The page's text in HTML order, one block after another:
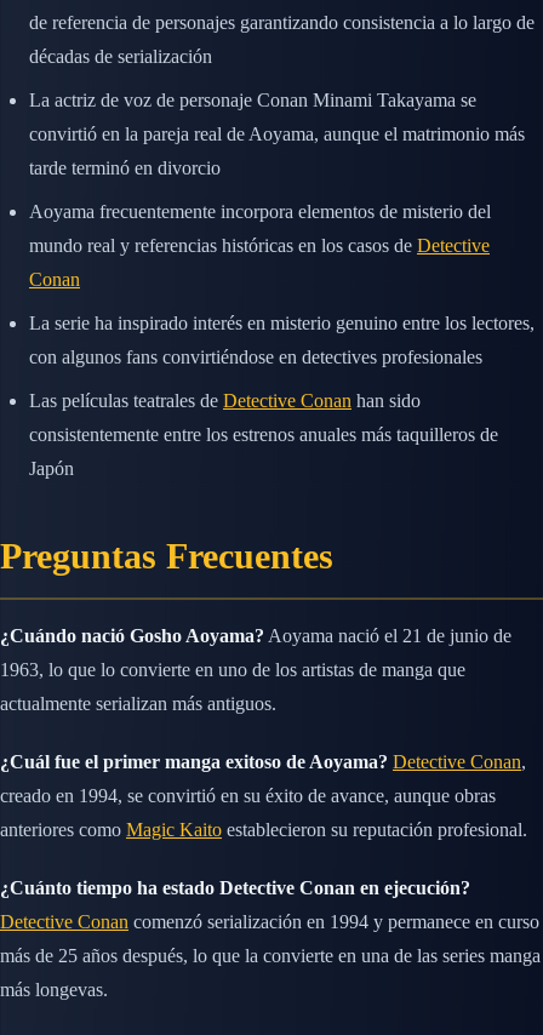
de referencia de personajes garantizando consistencia a lo largo de
décadas de serialización
La actriz de voz de personaje Conan Minami Takayama se
convirtió en la pareja real de Aoyama, aunque el matrimonio más
tarde terminó en divorcio
Aoyama frecuentemente incorpora elementos de misterio del
mundo real y referencias históricas en los casos de Detective
Conan
La serie ha inspirado interés en misterio genuino entre los lectores,
con algunos fans convirtiéndose en detectives profesionales
Las películas teatrales de Detective Conan han sido
consistentemente entre los estrenos anuales más taquilleros de
Japón
Preguntas Frecuentes
¿Cuándo nació Gosho Aoyama? Aoyama nació el 21 de junio de
1963, lo que lo convierte en uno de los artistas de manga que
actualmente serializan más antiguos.
¿Cuál fue el primer manga exitoso de Aoyama? Detective Conan,
creado en 1994, se convirtió en su éxito de avance, aunque obras
anteriores como Magic Kaito establecieron su reputación profesional.
¿Cuánto tiempo ha estado Detective Conan en ejecución?
Detective Conan comenzó serialización en 1994 y permanece en curso
más de 25 años después, lo que la convierte en una de las series manga
más longevas.